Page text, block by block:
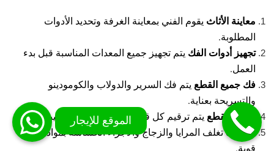
معاينة الأثاث يقوم الفني بمعاينة الغرفة وتحديد الأدوات
المطلوبة.
تجهيز أدوات الفك يتم تجهيز جميع المعدات المناسبة قبل بدء
العمل.
فك جميع القطع يتم فك السرير والدولاب والكومودينو
والتسريحة بعناية.
ترقيم القطع يتم ترقيم كل قطعة لتسهيل إعادة تركيبها.
التغليفتغلف المرايا والزجاج والأجزاء الحساسة بمواد حماية
قوية.